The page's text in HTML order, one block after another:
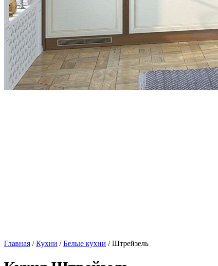
Главная /Кухни /Белые кухни / Штрейзель